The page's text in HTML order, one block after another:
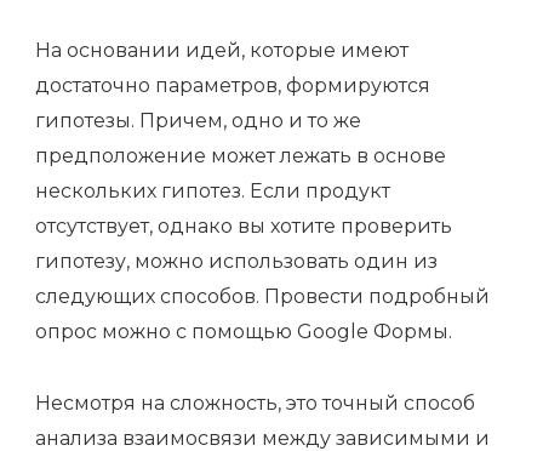
На основании идей, которые имеют
достаточно параметров, формируются
гипотезы. Причем, одно и то же
предположение может лежать в основе
нескольких гипотез. Если продукт
отсутствует, однако вы хотите проверить
гипотезу, можно использовать один из
следующих способов. Провести подробный
опрос можно с помощью Google Формы.
Несмотря на сложность, это точный способ
анализа взаимосвязи между зависимыми и